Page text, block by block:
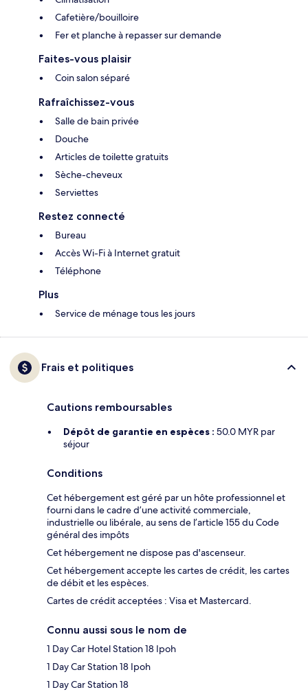
Cafetière/bouilloire
Fer et planche à repasser sur demande
Faites-vous plaisir
Coin salon séparé
Rafraîchissez-vous
Salle de bain privée
Douche
Articles de toilette gratuits
Sèche-cheveux
Serviettes
Restez connecté
Bureau
Accès Wi-Fi à Internet gratuit
Téléphone
Plus
Service de ménage tous les jours
Frais et politiques
Cautions remboursables
Dépôt de garantie en espèces : 50.0 MYR par
séjour
Conditions
Cet hébergement est géré par un hôte professionnel et
fourni dans le cadre d’une activité commerciale,
industrielle ou libérale, au sens de l’article 155 du Code
général des impôts
Cet hébergement ne dispose pas d'ascenseur.
Cet hébergement accepte les cartes de crédit, les cartes
de débit et les espèces.
Cartes de crédit acceptées : Visa et Mastercard.
Connu aussi sous le nom de
1 Day Car Hotel Station 18 Ipoh
1 Day Car Station 18 Ipoh
1 Day Car Station 18